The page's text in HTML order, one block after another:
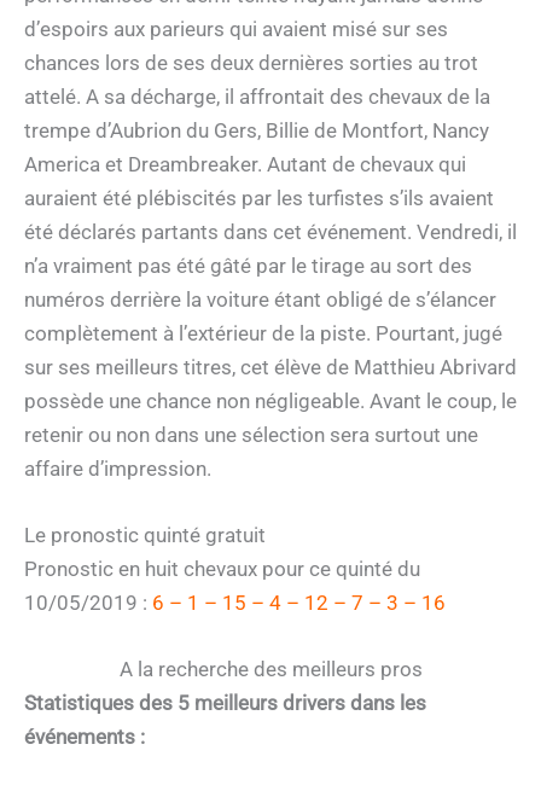
d’espoirs aux parieurs qui avaient misé sur ses
chances lors de ses deux dernières sorties au trot
attelé. A sa décharge, il affrontait des chevaux de la
trempe d’Aubrion du Gers, Billie de Montfort, Nancy
America et Dreambreaker. Autant de chevaux qui
auraient été plébiscités par les turfistes s’ils avaient
été déclarés partants dans cet événement. Vendredi, il
n’a vraiment pas été gâté par le tirage au sort des
numéros derrière la voiture étant obligé de s’élancer
complètement à l’extérieur de la piste. Pourtant, jugé
sur ses meilleurs titres, cet élève de Matthieu Abrivard
possède une chance non négligeable. Avant le coup, le
retenir ou non dans une sélection sera surtout une
affaire d’impression.
Le pronostic quinté gratuit
Pronostic en huit chevaux pour ce quinté du
10/05/2019 : 6 – 1 – 15 – 4 – 12 – 7 – 3 – 16
A la recherche des meilleurs pros
Statistiques des 5 meilleurs drivers dans les
événements :